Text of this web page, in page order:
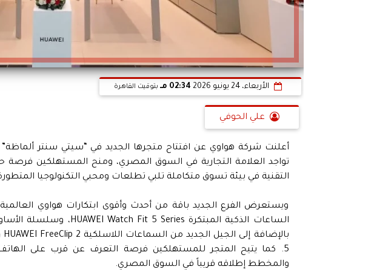
الأربعاء، 24 يونيو 2026 02:34 مـ بتوقيت القاهرة
علي الحوفي
أعلنت شركة هواوي عن افتتاح متجرها الجديد في “سيتي سنتر ألماظة”
تواجد العلامة التجارية في السوق المصري، ومنح المستهلكين فرصة
التقنية في بيئة تسوق متكاملة تلبي تطلعات ومحبي التكنولوجيا
ويستعرض الفرع الجديد باقة من أحدث وأقوى ابتكارات هواوي
والمخطط إطلاقه قريباً في السوق المصري.